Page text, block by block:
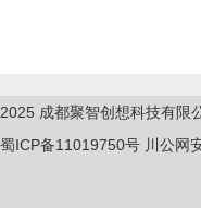
2025 成都聚智创想科技有限
蜀ICP备11019750号 川公网